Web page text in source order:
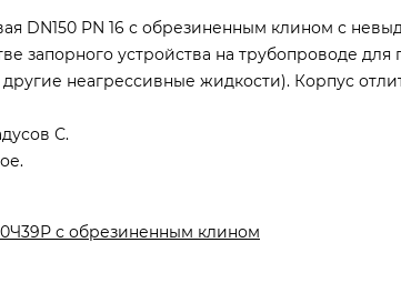
DN150 PN 16 с обрезиненным клином с
запорного устройства на трубопроводе для
неагрессивные жидкости). Корпус
С.
с обрезиненным клином